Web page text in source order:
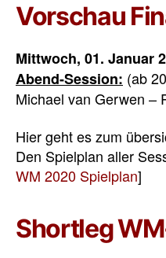
Vorschau
Mittwoch, 01. Januar
Abend-Session: (ab
Michael van Gerwen –
Hier geht es zum
Den Spielplan aller
WM 2020 Spielplan]
Shortleg